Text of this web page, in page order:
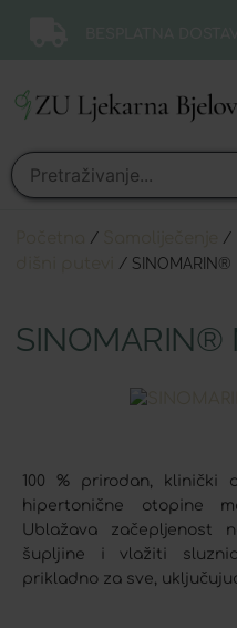
/ /
/ SINOMARIN®
SINOMARIN®
100 % prirodan, klinički
hipertonične otopine
Ublažava začepljenost
šupljine i vlažiti
prikladno za sve,